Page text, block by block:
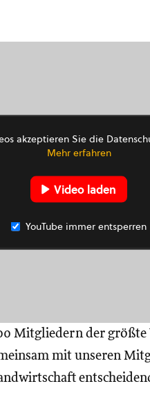
akzeptieren Sie die
Mehr erfahren
Video laden
YouTube immer entsperren
Mitgliedern der größte
mit unseren